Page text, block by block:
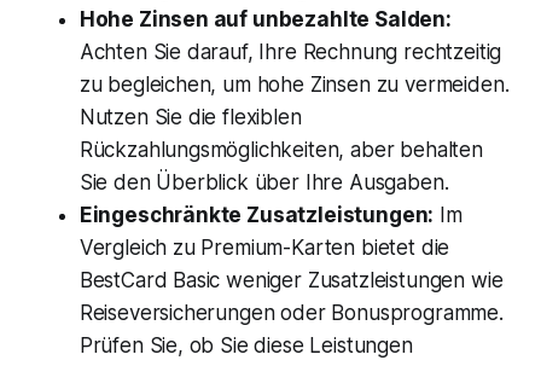
Hohe Zinsen auf unbezahlte Salden:
Achten Sie darauf, Ihre Rechnung rechtzeitig
zu begleichen, um hohe Zinsen zu vermeiden.
Nutzen Sie die flexiblen
Rückzahlungsmöglichkeiten, aber behalten
Sie den Überblick über Ihre Ausgaben.
Eingeschränkte Zusatzleistungen: Im
Vergleich zu Premium-Karten bietet die
BestCard Basic weniger Zusatzleistungen wie
Reiseversicherungen oder Bonusprogramme.
Prüfen Sie, ob Sie diese Leistungen